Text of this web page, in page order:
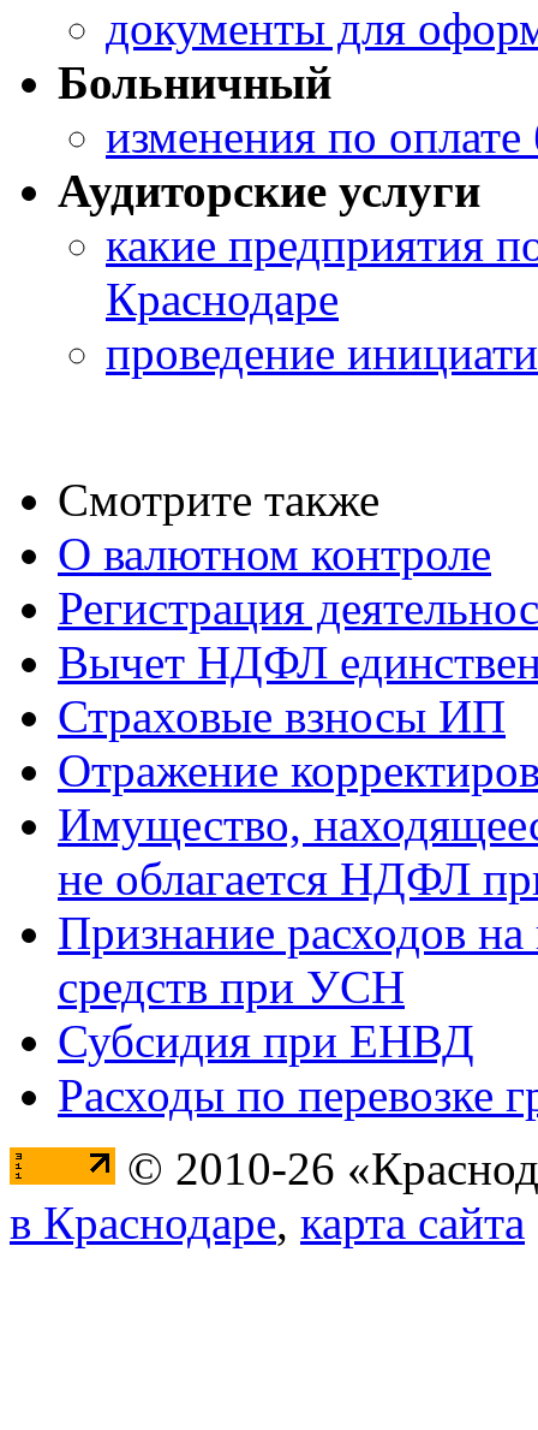
документы для
Больничный
изменения по
Аудиторские услуги
какие предприятия
Краснодаре
проведение
Смотрите также
О валютном контроле
Регистрация
Вычет НДФЛ
Страховые взносы ИП
Отражение
Имущество,
не облагается НДФЛ
Признание расходов
средств при УСН
Субсидия при ЕНВД
Расходы по перевозке
© 2010-26
в Краснодаре, карта сайта